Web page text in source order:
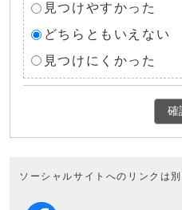
見つけやすかった
どちらともいえない
見つけにくかった
確
ソーシャルサイトへのリンクは